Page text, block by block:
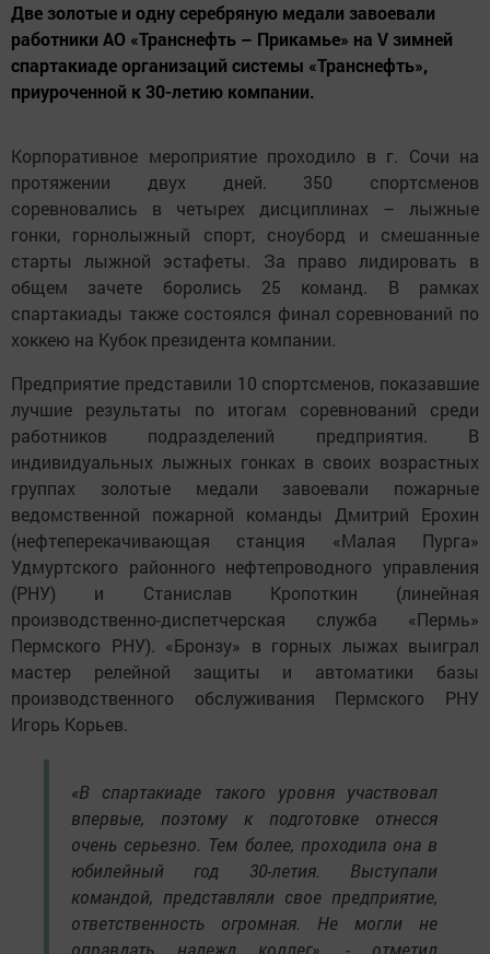
Две золотые и одну серебряную медали завоевали
работники АО «Транснефть – Прикамье» на V зимней
спартакиаде организаций системы «Транснефть»,
приуроченной к 30-летию компании.
Корпоративное мероприятие проходило в г. Сочи на
протяжении двух дней. 350 спортсменов
соревновались в четырех дисциплинах – лыжные
гонки, горнолыжный спорт, сноуборд и смешанные
старты лыжной эстафеты. За право лидировать в
общем зачете боролись 25 команд. В рамках
спартакиады также состоялся финал соревнований по
хоккею на Кубок президента компании.
Предприятие представили 10 спортсменов, показавшие
лучшие результаты по итогам соревнований среди
работников подразделений предприятия. В
индивидуальных лыжных гонках в своих возрастных
группах золотые медали завоевали пожарные
ведомственной пожарной команды Дмитрий Ерохин
(нефтеперекачивающая станция «Малая Пурга»
Удмуртского районного нефтепроводного управления
(РНУ) и Станислав Кропоткин (линейная
производственно-диспетчерская служба «Пермь»
Пермского РНУ). «Бронзу» в горных лыжах выиграл
мастер релейной защиты и автоматики базы
производственного обслуживания Пермского РНУ
Игорь Корьев.
«В спартакиаде такого уровня участвовал
впервые, поэтому к подготовке отнесся
очень серьезно. Тем более, проходила она в
юбилейный год 30-летия. Выступали
командой, представляли свое предприятие,
ответственность огромная. Не могли не